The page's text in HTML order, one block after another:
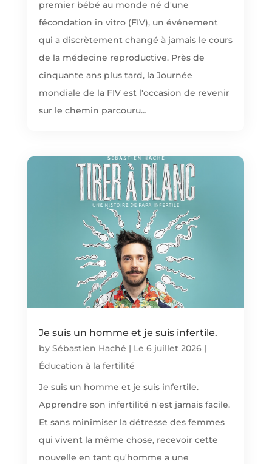
premier bébé au monde né d'une
fécondation in vitro (FIV), un événement
qui a discrètement changé à jamais le cours
de la médecine reproductive. Près de
cinquante ans plus tard, la Journée
mondiale de la FIV est l'occasion de revenir
sur le chemin parcouru…
Je suis un homme et je suis infertile.
by Sébastien Haché | Le 6 juillet 2026|
Éducation à la fertilité
Je suis un homme et je suis infertile.
Apprendre son infertilité n'est jamais facile.
Et sans minimiser la détresse des femmes
qui vivent la même chose, recevoir cette
nouvelle en tant qu'homme a une